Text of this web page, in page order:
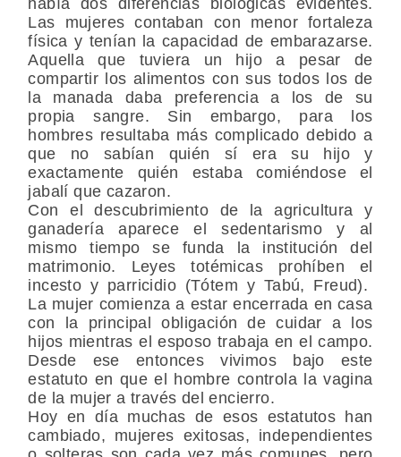
Las mujeres contaban con menor fortaleza
física y tenían la capacidad de embarazarse.
Aquella que tuviera un hijo a pesar de
compartir los alimentos con sus todos los de
la manada daba preferencia a los de su
propia sangre. Sin embargo, para los
hombres resultaba más complicado debido a
que no sabían quién sí era su hijo y
exactamente quién estaba comiéndose el
jabalí que cazaron.
Con el descubrimiento de la agricultura y
ganadería aparece el sedentarismo y al
mismo tiempo se funda la institución del
matrimonio. Leyes totémicas prohíben el
incesto y parricidio (Tótem y Tabú, Freud).
La mujer comienza a estar encerrada en casa
con la principal obligación de cuidar a los
hijos mientras el esposo trabaja en el campo.
Desde ese entonces vivimos bajo este
estatuto en que el hombre controla la vagina
de la mujer a través del encierro.
Hoy en día muchas de esos estatutos han
cambiado, mujeres exitosas, independientes